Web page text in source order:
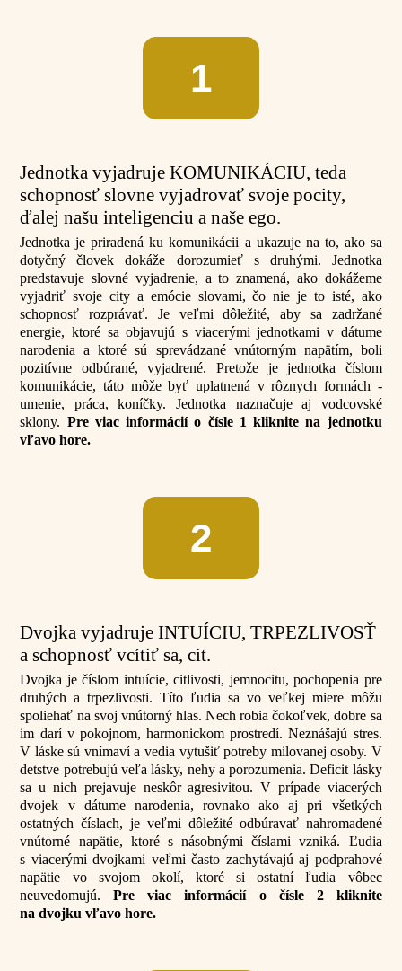
1
Jednotka vyjadruje KOMUNIKÁCIU, teda
schopnosť slovne vyjadrovať svoje pocity,
ďalej našu inteligenciu a naše ego.
Jednotka je priradená ku komunikácii a ukazuje na to, ako sa
dotyčný človek dokáže dorozumieť s druhými. Jednotka
predstavuje slovné vyjadrenie, a to znamená, ako dokážeme
vyjadriť svoje city a emócie slovami, čo nie je to isté, ako
schopnosť rozprávať. Je veľmi dôležité, aby sa zadržané
energie, ktoré sa objavujú s viacerými jednotkami v dátume
narodenia a ktoré sú sprevádzané vnútorným napätím, boli
pozitívne odbúrané, vyjadrené. Pretože je jednotka číslom
komunikácie, táto môže byť uplatnená v rôznych formách -
umenie, práca, koníčky. Jednotka naznačuje aj vodcovské
sklony. Pre viac informácií o čísle 1 kliknite na jednotku
vľavo hore.
2
Dvojka vyjadruje INTUÍCIU, TRPEZLIVOSŤ
a schopnosť vcítiť sa, cit.
Dvojka je číslom intuície, citlivosti, jemnocitu, pochopenia pre
druhých a trpezlivosti. Títo ľudia sa vo veľkej miere môžu
spoliehať na svoj vnútorný hlas. Nech robia čokoľvek, dobre sa
im darí v pokojnom, harmonickom prostredí. Neznášajú stres.
V láske sú vnímaví a vedia vytušiť potreby milovanej osoby. V
detstve potrebujú veľa lásky, nehy a porozumenia. Deficit lásky
sa u nich prejavuje neskôr agresivitou. V prípade viacerých
dvojek v dátume narodenia, rovnako ako aj pri všetkých
ostatných číslach, je veľmi dôležité odbúravať nahromadené
vnútorné napätie, ktoré s násobnými číslami vzniká. Ľudia
s viacerými dvojkami veľmi často zachytávajú aj podprahové
napätie vo svojom okolí, ktoré si ostatní ľudia vôbec
neuvedomujú.Pre viac informácií o čísle 2 kliknite
na dvojku vľavo hore.